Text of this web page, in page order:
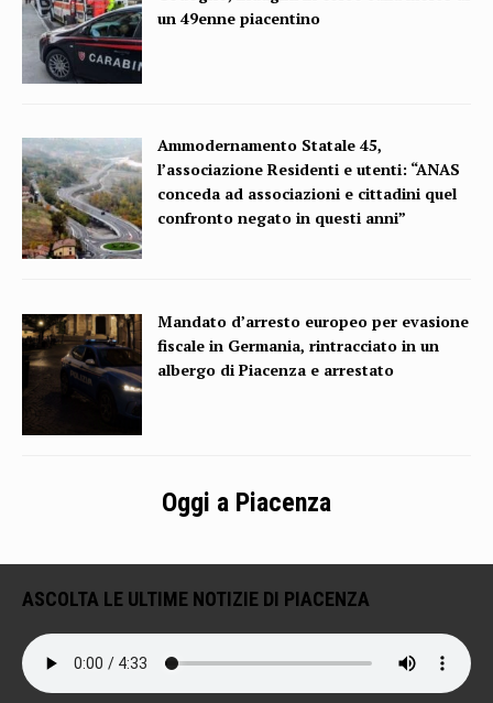
un 49enne piacentino
Ammodernamento Statale 45,
l’associazione Residenti e utenti: “ANAS
conceda ad associazioni e cittadini quel
confronto negato in questi anni”
Mandato d’arresto europeo per evasione
fiscale in Germania, rintracciato in un
albergo di Piacenza e arrestato
Oggi a Piacenza
ASCOLTA LE ULTIME NOTIZIE DI PIACENZA